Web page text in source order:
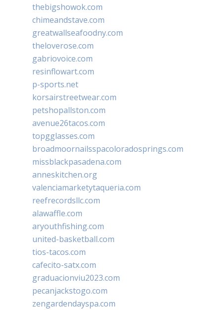
thebigshowok.com
chimeandstave.com
greatwallseafoodny.com
theloverose.com
gabriovoice.com
resinflowart.com
p-sports.net
korsairstreetwear.com
petshopallston.com
avenue26tacos.com
topgglasses.com
broadmoornailsspacoloradosprings.com
missblackpasadena.com
anneskitchen.org
valenciamarketytaqueria.com
reefrecordsllc.com
alawaffle.com
aryouthfishing.com
united-basketball.com
tios-tacos.com
cafecito-satx.com
graduacionviu2023.com
pecanjackstogo.com
zengardendayspa.com